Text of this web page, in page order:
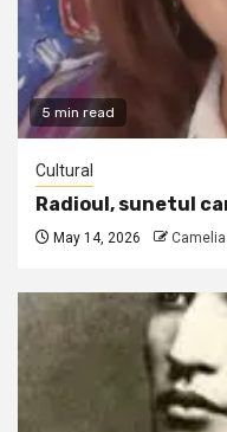
5 min read
Cultural
Radioul, sunetul
May 14, 2026